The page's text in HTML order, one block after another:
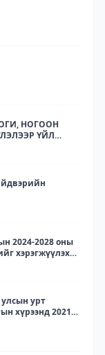
НОГООН
ҮЙЛ
ХХК-ЫН
2024-2028 оны
хэрэгжүүлэх
хэрэгжилт -
урт
хүрээнд 2021-
зорилт, үйл